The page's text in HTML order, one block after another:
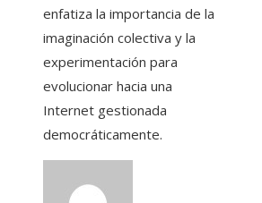
enfatiza la importancia de la
imaginación colectiva y la
experimentación para
evolucionar hacia una
Internet gestionada
democráticamente.